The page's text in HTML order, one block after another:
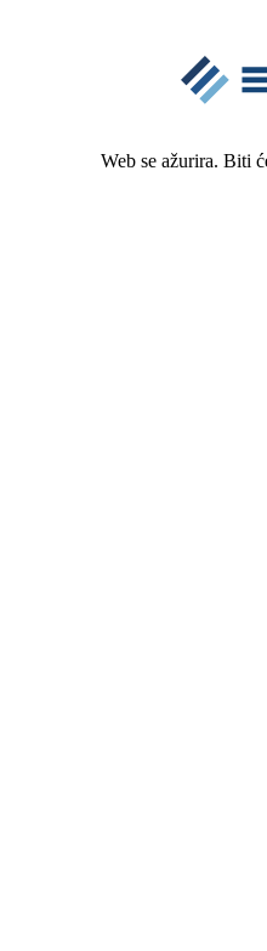
Web se ažurira. Biti